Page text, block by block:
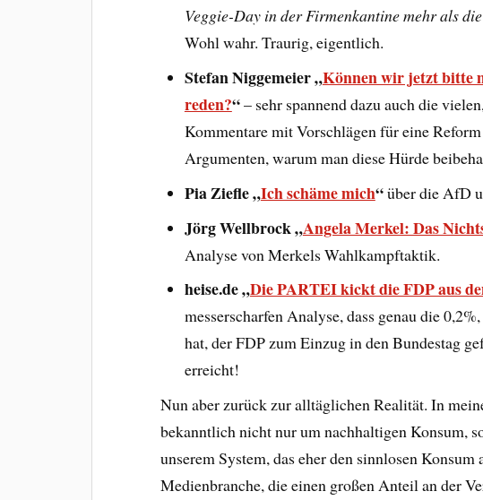
Veggie-Day in der Firmenkantine mehr als
Wohl wahr. Traurig, eigentlich.
Stefan Niggemeier „Können wir jetzt bitte
reden?“– sehr spannend dazu auch die
Kommentare mit Vorschlägen für eine
Argumenten, warum man diese Hürde
Pia Ziefle „Ich schäme mich“über die AfD
Jörg Wellbrock „Angela Merkel: Das
Analyse von Merkels Wahlkampftaktik.
heise.de „Die PARTEI kickt die FDP aus
messerscharfen Analyse, dass genau die
hat, der FDP zum Einzug in den Bundestag
erreicht!
Nun aber zurück zur alltäglichen Realität. In
bekanntlich nicht nur um nachhaltigen Konsum,
unserem System, das eher den sinnlosen
Medienbranche, die einen großen Anteil an der